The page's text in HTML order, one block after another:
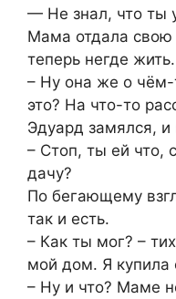
— Не знал, что ты
Мама отдала свою
теперь негде жить.
– Ну она же о чём-
это? На что-то
Эдуард замялся,
– Стоп, ты ей что,
дачу?
По бегающему
так и есть.
– Как ты мог? –
мой дом. Я купила
– Ну и что? Маме